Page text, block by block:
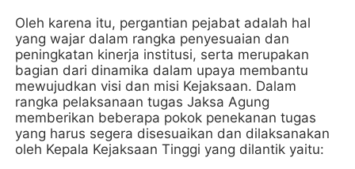
Oleh karena itu, pergantian pejabat adalah hal
yang wajar dalam rangka penyesuaian dan
peningkatan kinerja institusi, serta merupakan
bagian dari dinamika dalam upaya membantu
mewujudkan visi dan misi Kejaksaan. Dalam
rangka pelaksanaan tugas Jaksa Agung
memberikan beberapa pokok penekanan tugas
yang harus segera disesuaikan dan dilaksanakan
oleh Kepala Kejaksaan Tinggi yang dilantik yaitu: